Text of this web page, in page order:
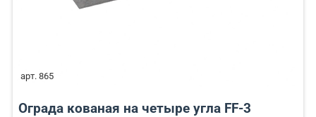
арт. 865
Ограда кованая на четыре угла FF-3